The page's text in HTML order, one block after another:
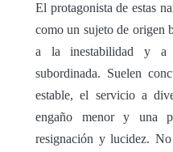
El protagonista de estas
como un sujeto de origen
a la inestabilidad y a
subordinada. Suelen
estable, el servicio a
engaño menor y una
resignación y lucidez.